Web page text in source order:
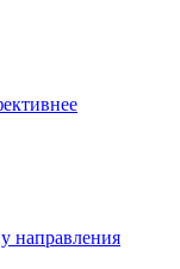
направления